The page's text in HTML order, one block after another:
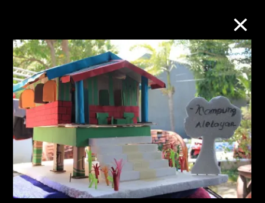
M+藏品
进一步筛选 搜索
关于M+藏品